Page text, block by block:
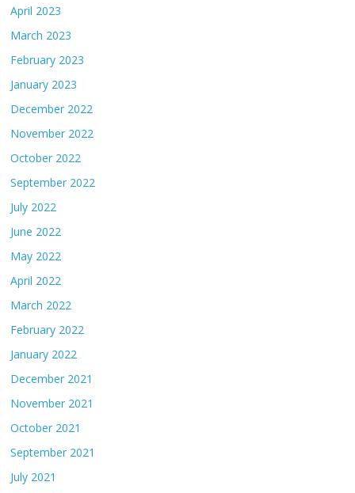
April 2023
March 2023
February 2023
January 2023
December 2022
November 2022
October 2022
September 2022
July 2022
June 2022
May 2022
April 2022
March 2022
February 2022
January 2022
December 2021
November 2021
October 2021
September 2021
July 2021